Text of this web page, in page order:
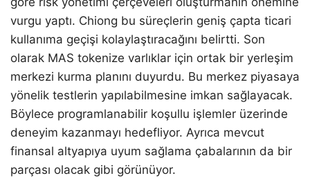
vurgu yaptı. Chiong bu süreçlerin geniş çapta ticari
kullanıma geçişi kolaylaştıracağını belirtti. Son
olarak MAS tokenize varlıklar için ortak bir yerleşim
merkezi kurma planını duyurdu. Bu merkez piyasaya
yönelik testlerin yapılabilmesine imkan sağlayacak.
Böylece programlanabilir koşullu işlemler üzerinde
deneyim kazanmayı hedefliyor. Ayrıca mevcut
finansal altyapıya uyum sağlama çabalarının da bir
parçası olacak gibi görünüyor.